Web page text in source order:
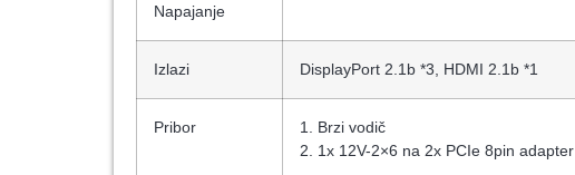
Napajanje
Izlazi DisplayPort 2.1b *3, HDMI 2.1b *1
Pribor
1. Brzi vodič
2. 1x 12V-2×6 na 2x PCIe 8pin adapter